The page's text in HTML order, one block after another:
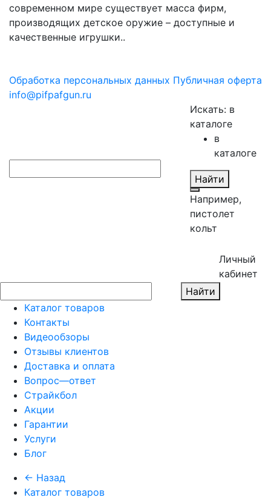
современном мире существует масса фирм,
производящих детское оружие – доступные и
качественные игрушки..
Обработка персональных данных Публичная оферта
info@pifpafgun.ru
Искать: в
каталоге
в
каталоге
Найти
Например,
пистолет
кольт
Личный
кабинет
Найти
Каталог товаров
Контакты
Видеообзоры
Отзывы клиентов
Доставка и оплата
Вопрос—ответ
Страйкбол
Акции
Гарантии
Услуги
Блог
← Назад
Каталог товаров